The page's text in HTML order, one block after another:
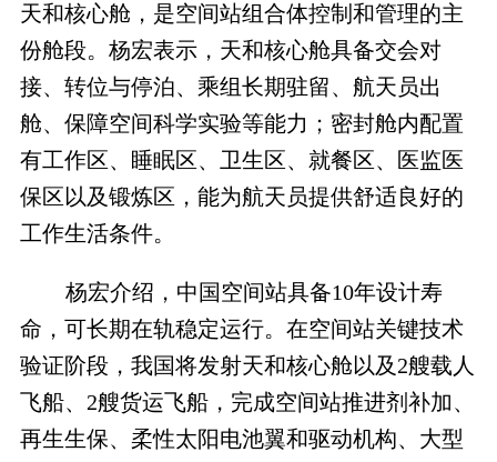
天和核心舱，是空间站组合体控制和管理的主
份舱段。杨宏表示，天和核心舱具备交会对
接、转位与停泊、乘组长期驻留、航天员出
舱、保障空间科学实验等能力；密封舱内配置
有工作区、睡眠区、卫生区、就餐区、医监医
保区以及锻炼区，能为航天员提供舒适良好的
工作生活条件。
杨宏介绍，中国空间站具备10年设计寿
命，可长期在轨稳定运行。在空间站关键技术
验证阶段，我国将发射天和核心舱以及2艘载人
飞船、 2艘货运飞船，完成空间站推进剂补加、
再生生保、柔性太阳电池翼和驱动机构、大型